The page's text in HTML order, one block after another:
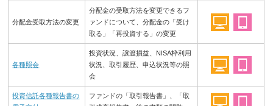
分配金受取方法の変更
分配金の受取方法を変更できるフ
ァンドについて、分配金の「受け
取る」「再投資する」の変更
各種照会
投資状況、譲渡損益、NISA枠利用
状況、取引履歴、申込状況等の照
会
投資信託各種報告書の
ファンドの「取引報告書」、「取